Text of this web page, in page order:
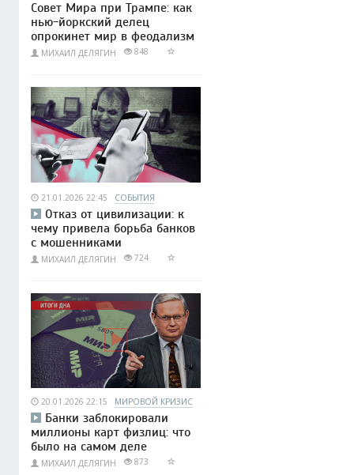
Совет Мира при Трампе: как
нью-йоркский делец
опрокинет мир в феодализм
МИХАИЛ ДЕЛЯГИН 848
21.01.2026 22:45 СОБЫТИЯ
Отказ от цивилизации: к
чему привела борьба банков
с мошенниками
МИХАИЛ ДЕЛЯГИН 724
20.01.2026 22:15 МИРОВОЙ КРИЗИС
Банки заблокировали
миллионы карт физлиц: что
было на самом деле
МИХАИЛ ДЕЛЯГИН 873